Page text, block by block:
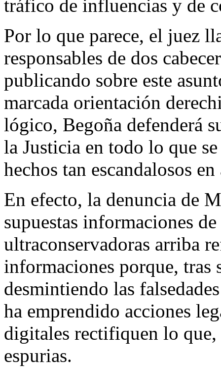
tráfico de influencias y de
Por lo que parece, el juez
responsables de dos
publicando sobre este
marcada orientación
lógico, Begoña defenderá
la Justicia en todo lo que
hechos tan escandalosos
En efecto, la denuncia de
supuestas informaciones
ultraconservadoras arriba
informaciones porque,
desmintiendo las
ha emprendido acciones
digitales rectifiquen lo que,
espurias.